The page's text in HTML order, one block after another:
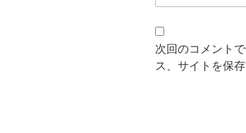
次回のコメント
ス、サイトを保存